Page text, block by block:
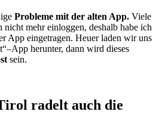
Probleme mit der alten App. Viele
nicht mehr einloggen, deshalb habe ich
App eingetragen. Heuer laden wir uns
–App herunter, dann wird dieses
sein.
radelt auch die